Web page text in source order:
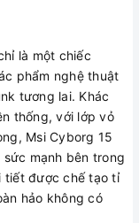
là một chiếc
phẩm nghệ thuật
tương lai. Khác
thống, với lớp vỏ
Msi Cyborg 15
mạnh bên trong
tiết được chế tạo tỉ
hảo không có